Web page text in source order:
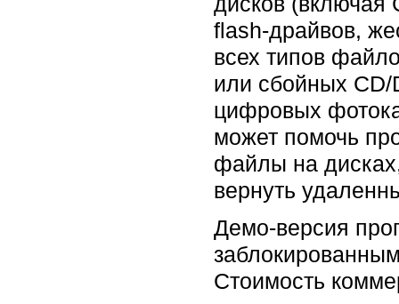
flash-драйвов,
всех типов
или сбойных
цифровых
может помочь
файлы на
вернуть
Демо-версия
Стоимость